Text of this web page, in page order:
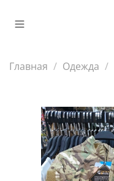
Главная Одежда